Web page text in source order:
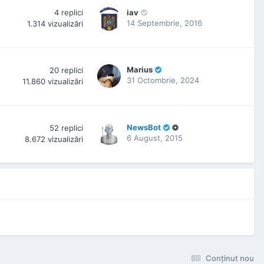
4 replici
1.314 vizualizări
iav
14 Septembrie, 2016
20 replici
11.860 vizualizări
Marius
31 Octombrie, 2024
52 replici
8.672 vizualizări
NewsBot
6 August, 2015
Conţinut nou